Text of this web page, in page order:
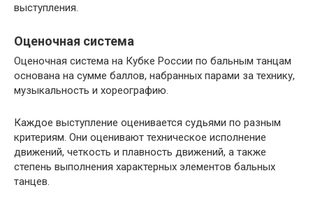
выступления.
Оценочная система
Оценочная система на Кубке России по бальным танцам
основана на сумме баллов, набранных парами за технику,
музыкальность и хореографию.
Каждое выступление оценивается судьями по разным
критериям. Они оценивают техническое исполнение
движений, четкость и плавность движений, а также
степень выполнения характерных элементов бальных
танцев.